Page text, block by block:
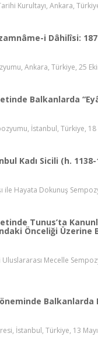
Kurultayı, Ankara,
i Dâhilîsi:
Ankara, Türkiye, 25
Balkanlarda
İstanbul, Türkiye,
Kadı Sicili (h.
ile Hayata Dokunuş
Tunus’ta
Önceliği Üzerine
Mecelle
İstanbul, Türkiye, 13